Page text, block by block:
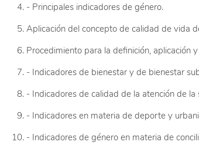
- Principales indicadores de género.
Aplicación del concepto de calidad de vida
Procedimiento para la definición, aplicación
- Indicadores de bienestar y de bienestar
- Indicadores de calidad de la atención de la
- Indicadores en materia de deporte y
- Indicadores de género en materia de